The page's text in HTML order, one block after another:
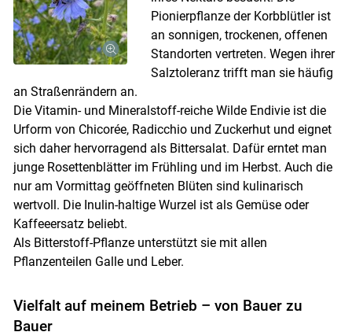
Pionierpflanze der Korbblütler ist
an sonnigen, trockenen, offenen
Standorten vertreten. Wegen ihrer
Salztoleranz trifft man sie häufig
an Straßenrändern an.
Die Vitamin- und Mineralstoff-reiche Wilde Endivie ist die
Urform von Chicorée, Radicchio und Zuckerhut und eignet
sich daher hervorragend als Bittersalat. Dafür erntet man
junge Rosettenblätter im Frühling und im Herbst. Auch die
nur am Vormittag geöffneten Blüten sind kulinarisch
wertvoll. Die Inulin-haltige Wurzel ist als Gemüse oder
Kaffeeersatz beliebt.
Als Bitterstoff-Pflanze unterstützt sie mit allen
Pflanzenteilen Galle und Leber.
Vielfalt auf meinem Betrieb – von Bauer zu
Bauer